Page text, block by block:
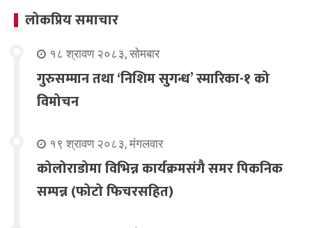
लोकप्रिय समाचार
१८ श्रावण २०८३, सोमबार
गुरुसम्मान तथा ‘निशिम सुगन्ध’ स्मारिका-१ को
विमोचन
१९ श्रावण २०८३, मंगलवार
कोलोराडोमा विभिन्न कार्यक्रमसंगै समर पिकनिक
सम्पन्न (फोटो फिचरसहित)